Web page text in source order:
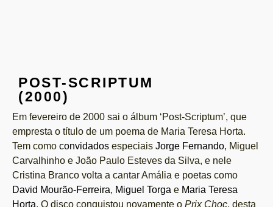
POST-SCRIPTUM
(2000)
Em fevereiro de 2000 sai o álbum ‘Post-Scriptum’, que
empresta o título de um poema de Maria Teresa Horta.
Tem como convidados especiais Jorge Fernando, Miguel
Carvalhinho e João Paulo Esteves da Silva, e nele
Cristina Branco volta a cantar Amália e poetas como
David Mourão-Ferreira, Miguel Torga e Maria Teresa
Horta. O disco conquistou novamente o Prix Choc, desta